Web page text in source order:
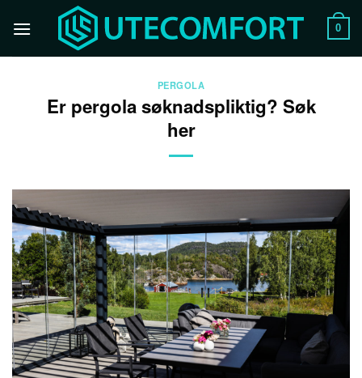
0
PERGOLA
Er pergola søknadspliktig? Søk
her